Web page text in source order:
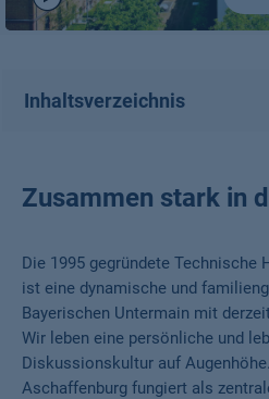
Play
Inhaltsverzeichnis
Zusammen stark in
Die 1995 gegründete Technische
ist eine dynamische und
Bayerischen Untermain mit
Wir leben eine persönliche und
Diskussionskultur auf
Aschaffenburg fungiert als